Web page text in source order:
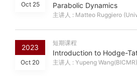
Oct 25
Parabolic Dynamics
主讲人 : Matteo Ruggiero
2023
Oct 20
短期课程
Introduction to Hodge-
主讲人 : Yupeng Wang(BICMR)